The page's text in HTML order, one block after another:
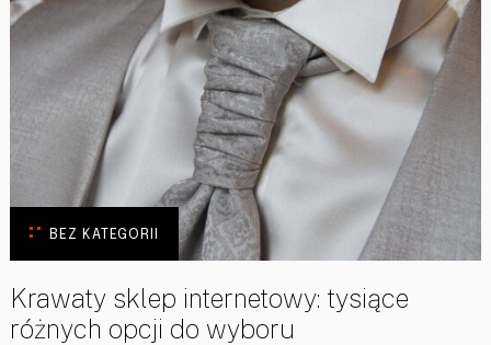
BEZ KATEGORII
Krawaty sklep internetowy: tysiące
różnych opcji do wyboru